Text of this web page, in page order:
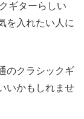
ギターらしい
を入れたい人に
のクラシックギ
いかもしれませ